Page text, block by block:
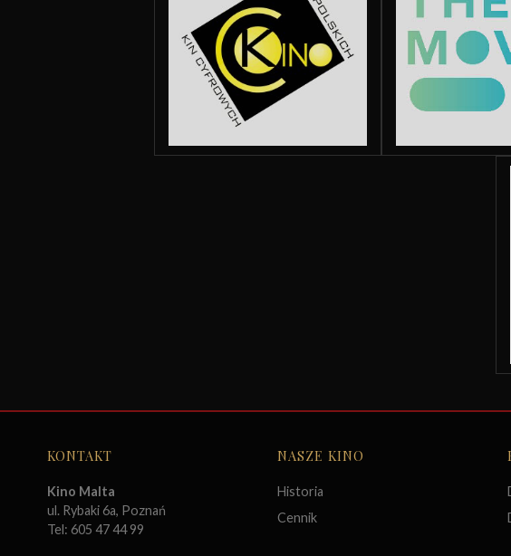
KONTAKT
Kino Malta
ul. Rybaki 6a, Poznań
Tel: 605 47 44 99
NASZE KINO
Historia
Cennik